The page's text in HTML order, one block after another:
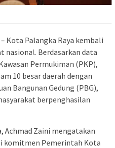
Kota Palangka Raya kembali
nasional. Berdasarkan data
Permukiman (PKP),
10 besar daerah dengan
Bangunan Gedung (PBG),
berpenghasilan
Achmad Zaini mengatakan
komitmen Pemerintah Kota